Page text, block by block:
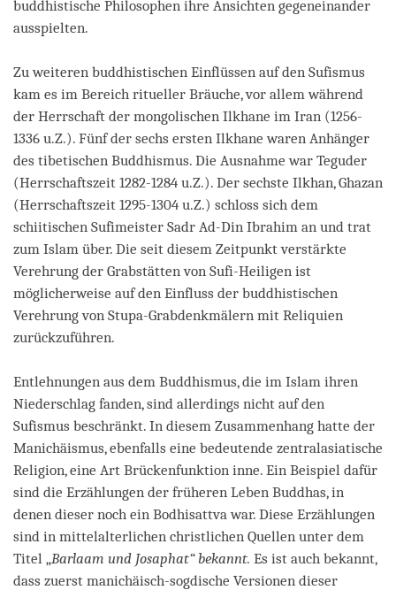
buddhistische Philosophen ihre Ansichten gegeneinander
ausspielten.
Zu weiteren buddhistischen Einflüssen auf den Sufismus
kam es im Bereich ritueller Bräuche, vor allem während
der Herrschaft der mongolischen Ilkhane im Iran (1256-
1336 u.Z.). Fünf der sechs ersten Ilkhane waren Anhänger
des tibetischen Buddhismus. Die Ausnahme war Teguder
(Herrschaftszeit 1282-1284 u.Z.). Der sechste Ilkhan, Ghazan
(Herrschaftszeit 1295-1304 u.Z.) schloss sich dem
schiitischen Sufimeister Sadr Ad-Din Ibrahim an und trat
zum Islam über. Die seit diesem Zeitpunkt verstärkte
Verehrung der Grabstätten von Sufi-Heiligen ist
möglicherweise auf den Einfluss der buddhistischen
Verehrung von Stupa-Grabdenkmälern mit Reliquien
zurückzuführen.
Entlehnungen aus dem Buddhismus, die im Islam ihren
Niederschlag fanden, sind allerdings nicht auf den
Sufismus beschränkt. In diesem Zusammenhang hatte der
Manichäismus, ebenfalls eine bedeutende zentralasiatische
Religion, eine Art Brückenfunktion inne. Ein Beispiel dafür
sind die Erzählungen der früheren Leben Buddhas, in
denen dieser noch ein Bodhisattva war. Diese Erzählungen
sind in mittelalterlichen christlichen Quellen unter dem
Titel „Barlaam und Josaphat“ bekannt. Es ist auch bekannt,
dass zuerst manichäisch-sogdische Versionen dieser